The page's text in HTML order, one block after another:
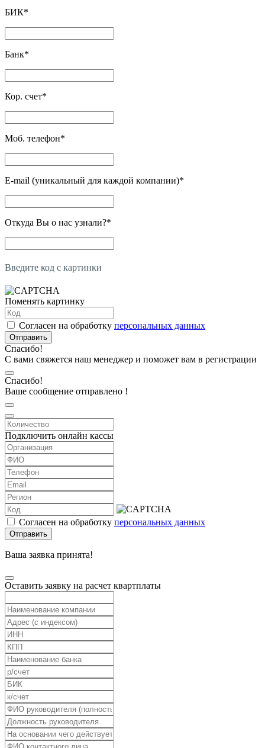
БИК*
Банк*
Кор. счет*
Моб. телефон*
E-mail (уникальный для каждой компании)*
Откуда Вы о нас узнали?*
Введите код с картинки
Поменять картинку
Согласен на обработку персональных данных
Отправить
Спасибо!
С вами свяжется наш менеджер и поможет вам в регистрации
Спасибо!
Ваше сообщение отправлено !
Подключить онлайн кассы
Согласен на обработку персональных данных
Отправить
Ваша заявка принята!
Оставить заявку на расчет квартплаты